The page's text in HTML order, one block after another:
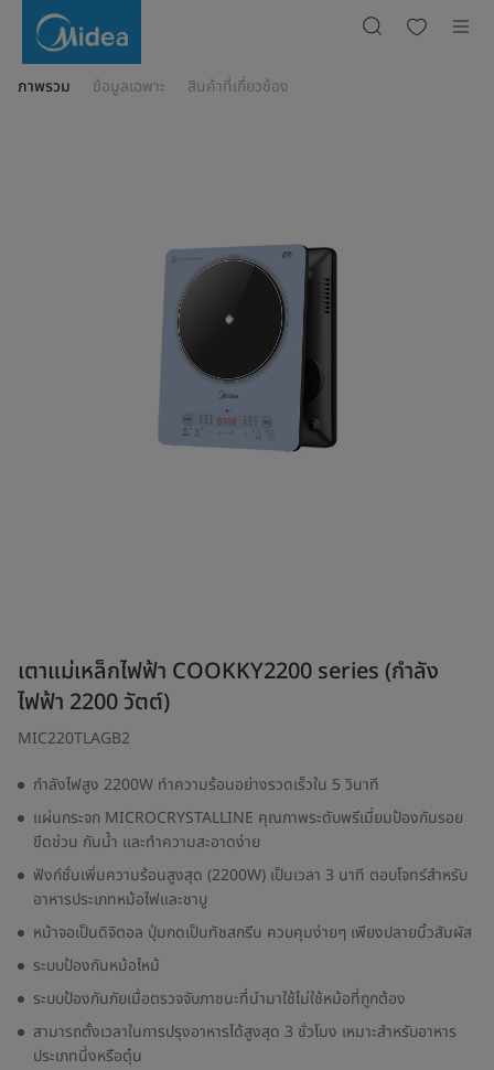
(กำลังภาพรวม ข้อมูลเฉพาะ สินค้าที่เกี่ยวข้อง
เตาแม่เหล็กไฟฟ้า COOKKY2200 series (กำลัง
ไฟฟ้า 2200 วัตต์)
MIC220TLAGB2
กำลังไฟสูง 2200W ทำความร้อนอย่างรวดเร็วใน 5 วินาที
แผ่นกระจก MICROCRYSTALLINE คุณภาพระดับพรีเมี่ยมป้องกันรอย
ขีดข่วน กันน้ำ และทำความสะอาดง่าย
ฟังก์ชั่นเพิ่มความร้อนสูงสุด (2200W) เป็นเวลา 3 นาที ตอบโจทร์สำหรับ
อาหารประเภทหม้อไฟและชาบู
หน้าจอเป็นดิจิตอล ปุ่มกดเป็นทัชสกรีน ควบคุมง่ายๆ เพียงปลายนิ้วสัมผัส
ระบบป้องกันหม้อไหม้
ระบบป้องกันภัยเมื่อตรวจจับภาชนะที่นำมาใช้ไม่ใช้หม้อที่ถูกต้อง
สามารถตั้งเวลาในการปรุงอาหารได้สูงสุด 3 ชั่วโมง เหมาะสำหรับอาหาร
ประเภทนึ่งหรือตุ๋น